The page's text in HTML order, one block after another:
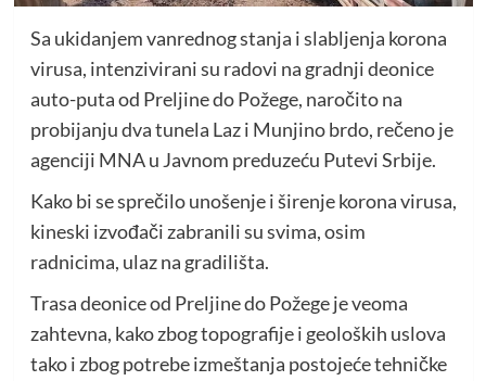
Sa ukidanjem vanrednog stanja i slabljenja korona
virusa, intenzivirani su radovi na gradnji deonice
auto-puta od Preljine do Požege, naročito na
probijanju dva tunela Laz i Munjino brdo, rečeno je
agenciji MNA u Javnom preduzeću Putevi Srbije.
Kako bi se sprečilo unošenje i širenje korona virusa,
kineski izvođači zabranili su svima, osim
radnicima, ulaz na gradilišta.
Trasa deonice od Preljine do Požege je veoma
zahtevna, kako zbog topografije i geoloških uslova
tako i zbog potrebe izmeštanja postojeće tehničke